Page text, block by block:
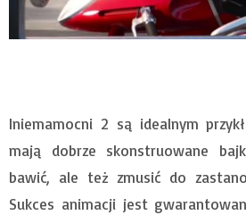
Iniemamocni 2 są idealnym
mają dobrze skonstruowane
bawić, ale też zmusić do
Sukces animacji jest